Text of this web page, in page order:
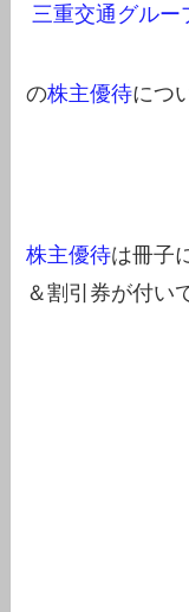
三重交通グルー
の株主優待につ
株主優待は冊子
＆割引券が付い